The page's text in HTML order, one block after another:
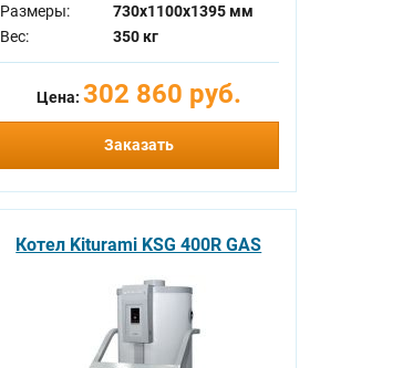
Размеры:
730x1100x1395 мм
Вес:
350 кг
Цена: 302 860 руб.
Заказать
Котел Kiturami KSG 400R GAS